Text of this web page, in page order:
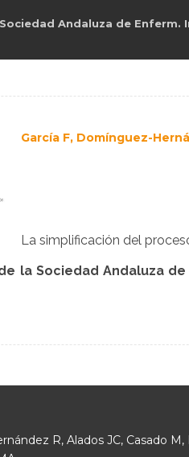
Sociedad Andaluza de Enferm.
García F, Domínguez-
La simplificación del
la Sociedad Andaluza
R, Alados JC, Casado M,